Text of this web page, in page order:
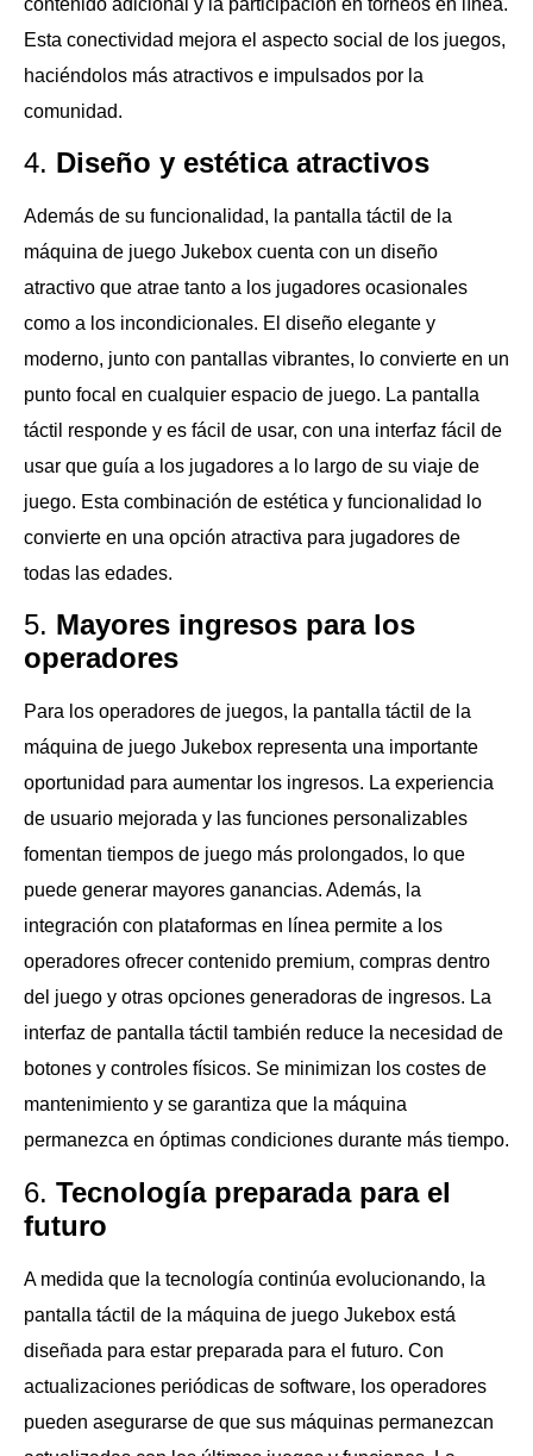
Esta conectividad mejora el aspecto social de los juegos,
haciéndolos más atractivos e impulsados ​​por la
comunidad.
4. Diseño y estética atractivos
Además de su funcionalidad, la pantalla táctil de la
máquina de juego Jukebox cuenta con un diseño
atractivo que atrae tanto a los jugadores ocasionales
como a los incondicionales. El diseño elegante y
moderno, junto con pantallas vibrantes, lo convierte en un
punto focal en cualquier espacio de juego. La pantalla
táctil responde y es fácil de usar, con una interfaz fácil de
usar que guía a los jugadores a lo largo de su viaje de
juego. Esta combinación de estética y funcionalidad lo
convierte en una opción atractiva para jugadores de
todas las edades.
5. Mayores ingresos para los
operadores
Para los operadores de juegos, la pantalla táctil de la
máquina de juego Jukebox representa una importante
oportunidad para aumentar los ingresos. La experiencia
de usuario mejorada y las funciones personalizables
fomentan tiempos de juego más prolongados, lo que
puede generar mayores ganancias. Además, la
integración con plataformas en línea permite a los
operadores ofrecer contenido premium, compras dentro
del juego y otras opciones generadoras de ingresos. La
interfaz de pantalla táctil también reduce la necesidad de
botones y controles físicos. Se minimizan los costes de
mantenimiento y se garantiza que la máquina
permanezca en óptimas condiciones durante más tiempo.
6. Tecnología preparada para el
futuro
A medida que la tecnología continúa evolucionando, la
pantalla táctil de la máquina de juego Jukebox está
diseñada para estar preparada para el futuro. Con
actualizaciones periódicas de software, los operadores
pueden asegurarse de que sus máquinas permanezcan